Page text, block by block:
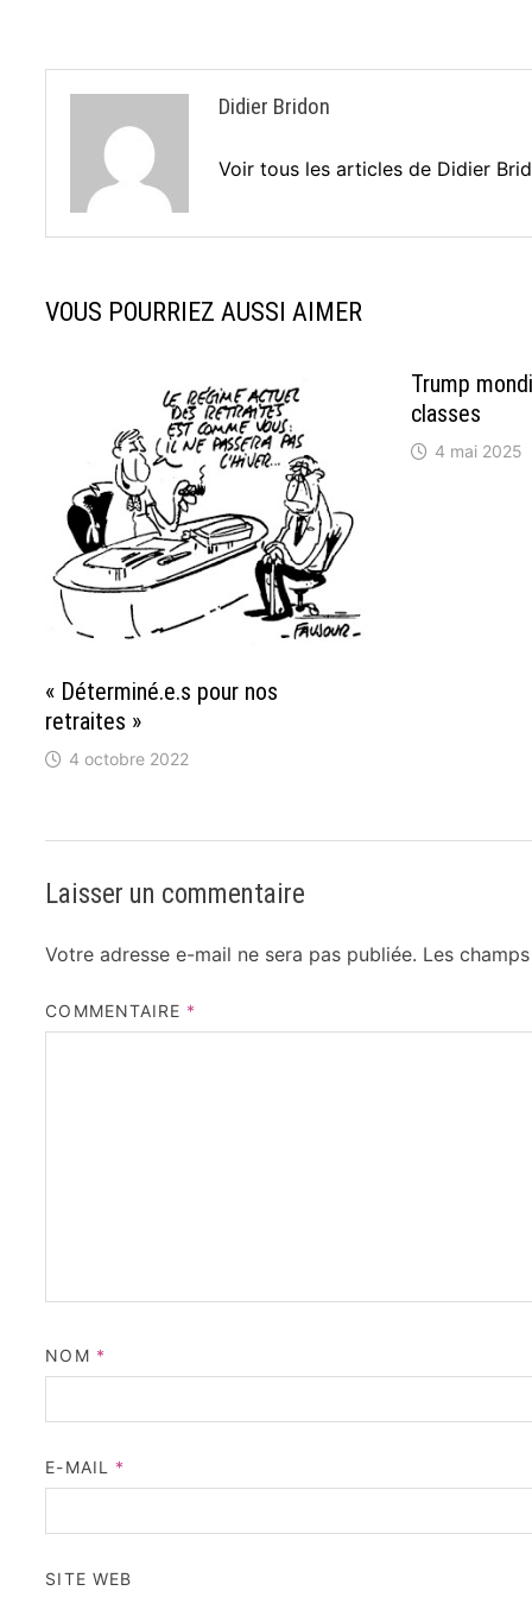
Didier Bridon
Voir tous les articles de Didier
VOUS POURRIEZ AUSSI AIMER
« Déterminé.e.s pour nos
retraites »
4 octobre 2022
Trump
classes
4 mai 2025
Laisser un commentaire
Votre adresse e-mail ne sera pas publiée. Les
COMMENTAIRE *
NOM *
E-MAIL *
SITE WEB